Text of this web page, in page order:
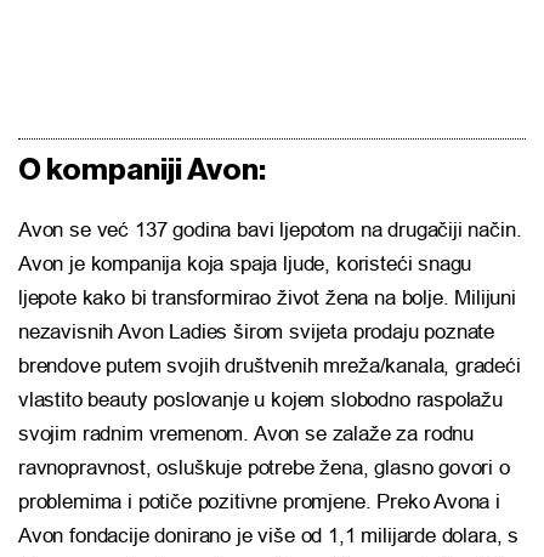
O kompaniji Avon:
Avon se već 137 godina bavi ljepotom na drugačiji način.
Avon je kompanija koja spaja ljude, koristeći snagu
ljepote kako bi transformirao život žena na bolje. Milijuni
nezavisnih Avon Ladies širom svijeta prodaju poznate
brendove putem svojih društvenih mreža/kanala, gradeći
vlastito beauty poslovanje u kojem slobodno raspolažu
svojim radnim vremenom. Avon se zalaže za rodnu
ravnopravnost, osluškuje potrebe žena, glasno govori o
problemima i potiče pozitivne promjene. Preko Avona i
Avon fondacije donirano je više od 1,1 milijarde dolara, s